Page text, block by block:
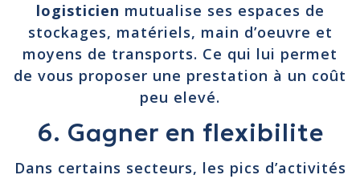
logisticien mutualise ses espaces de
stockages, matériels, main d’oeuvre et
moyens de transports. Ce qui lui permet
de vous proposer une prestation à un coût
peu elevé.
6. Gagner en flexibilite
Dans certains secteurs, les pics d’activités